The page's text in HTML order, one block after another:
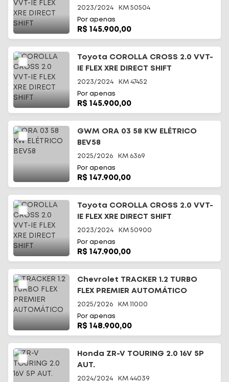
2023/2024 KM 50504
Por apenas
R$ 145.900,00
Toyota COROLLA CROSS 2.0 VVT-
IE FLEX XRE DIRECT SHIFT
2023/2024 KM 47452
Por apenas
R$ 145.900,00
GWM ORA 03 58 KW ELÉTRICO
BEV58
2025/2026 KM 6369
Por apenas
R$ 147.900,00
Toyota COROLLA CROSS 2.0 VVT-
IE FLEX XRE DIRECT SHIFT
2023/2024 KM 50900
Por apenas
R$ 147.900,00
Chevrolet TRACKER 1.2 TURBO
FLEX PREMIER AUTOMÁTICO
2025/2026 KM 11000
Por apenas
R$ 148.900,00
Honda ZR-V TOURING 2.0 16V 5P
AUT.
2024/2024 KM 44039